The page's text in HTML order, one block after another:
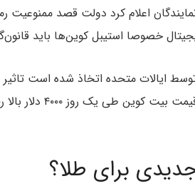
اعلام کرد دولت قصد ممنوعیت رمز
خصوصا استیبل کوین‌ها باید
ایالات متحده اتخاذ شده است
بازار رمز ارزها
جدیدی برای طلا؟